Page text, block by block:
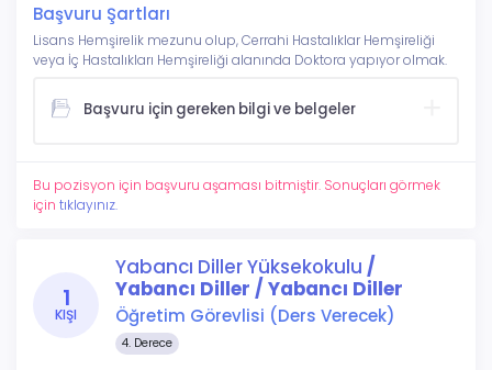
Başvuru Şartları
Lisans Hemşirelik mezunu olup, Cerrahi Hastalıklar Hemşireliği
veya İç Hastalıkları Hemşireliği alanında Doktora yapıyor olmak.
Başvuru için gereken bilgi ve belgeler
Bu pozisyon için başvuru aşaması bitmiştir. Sonuçları görmek
için tıklayınız.
1
KIŞI
Yabancı Diller Yüksekokulu /
Yabancı Diller / Yabancı Diller
Öğretim Görevlisi (Ders Verecek)
4. Derece